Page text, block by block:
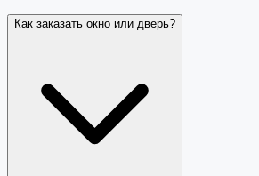
Как заказать окно или дверь?